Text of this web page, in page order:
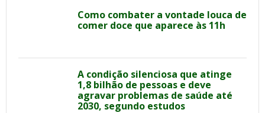
Como combater a vontade louca de
comer doce que aparece às 11h
A condição silenciosa que atinge
1,8 bilhão de pessoas e deve
agravar problemas de saúde até
2030, segundo estudos